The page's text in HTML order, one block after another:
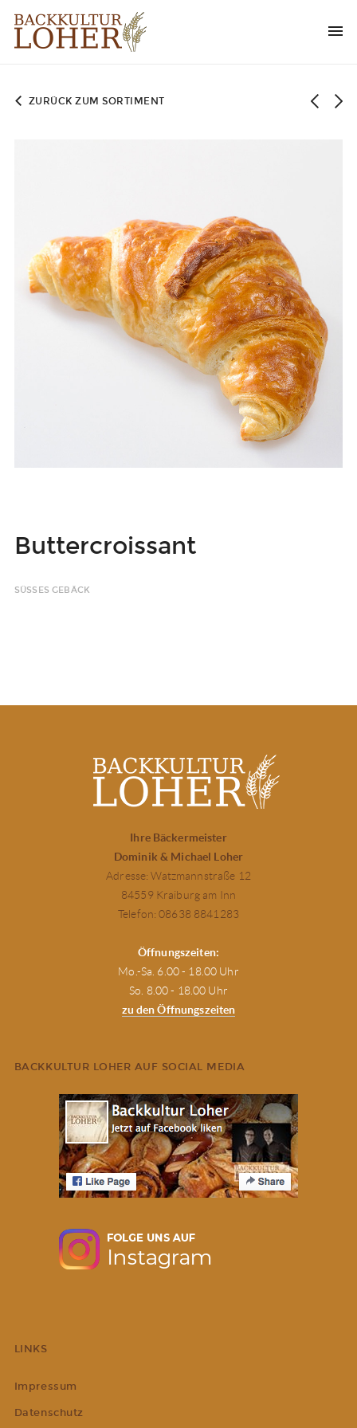
ZURÜCK ZUM SORTIMENT
Buttercroissant
SÜSSES GEBÄCK
Ihre Bäckermeister
Dominik & Michael Loher
Adresse: Watzmannstraße 12
84559 Kraiburg am Inn
Telefon: 08638 8841283
Öffnungszeiten:
Mo.-Sa. 6.00 - 18.00 Uhr
So. 8.00 - 18.00 Uhr
zu den Öffnungszeiten
BACKKULTUR LOHER AUF SOCIAL MEDIA
LINKS
Impressum
Datenschutz